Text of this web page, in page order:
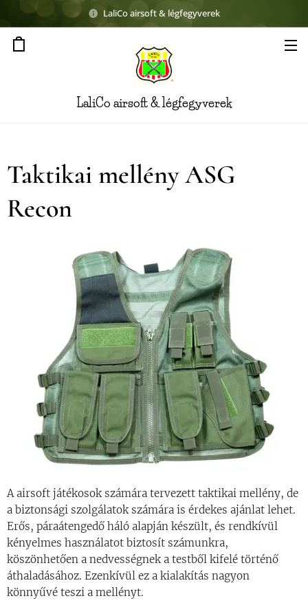
LaliCo airsoft & légfegyverek
LaliCo airsoft & légfegyverek
Taktikai mellény ASG
Recon
A airsoft játékosok számára tervezett taktikai mellény, de
a biztonsági szolgálatok számára is érdekes ajánlat lehet.
Erős, páraátengedő háló alapján készült, és rendkívül
kényelmes használatot biztosít számunkra,
köszönhetően a nedvességnek a testből kifelé történő
áthaladásához. Ezenkívül ez a kialakítás nagyon
könnyűvé teszi a mellényt.